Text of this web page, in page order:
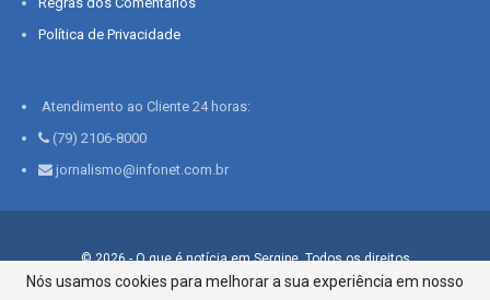
Política de Privacidade
Atendimento ao Cliente 24 horas:
(79) 2106-8000
jornalismo@infonet.com.br
© 2026 - O que é notícia em Sergipe. Todos os direitos
reservados.
Nós usamos cookies para melhorar a sua experiência em nosso